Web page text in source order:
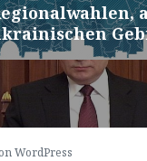
WordPress